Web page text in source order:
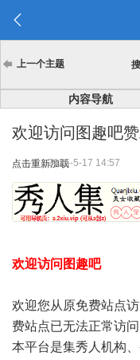
上一个主题
内容导航
欢迎访问图趣吧
点击重新加载2025-5-17 14:57
欢迎访问图趣吧
欢迎您从原免费站点
费站点已无法正常访问
本平台是集秀人机构